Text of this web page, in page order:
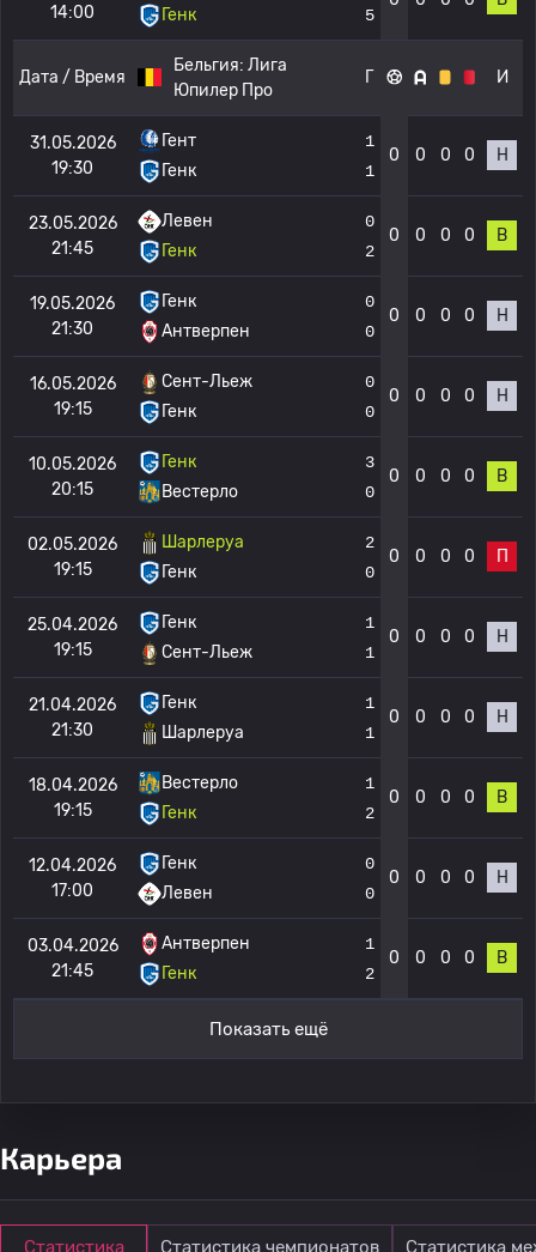
14:00
Генк
5
Дата / Время
Бельгия: Лига
Юпилер Про
Г И
31.05.2026
19:30
Гент
Генк
1
1
0 0 0 0 Н
23.05.2026
21:45
Левен
Генк
0
2
0 0 0 0 В
19.05.2026
21:30
Генк
Антверпен
0
0
0 0 0 0 Н
16.05.2026
19:15
Сент-Льеж
Генк
0
0
0 0 0 0 Н
10.05.2026
20:15
Генк
Вестерло
3
0
0 0 0 0 В
02.05.2026
19:15
Шарлеруа
Генк
2
0
0 0 0 0 П
25.04.2026
19:15
Генк
Сент-Льеж
1
1
0 0 0 0 Н
21.04.2026
21:30
Генк
Шарлеруа
1
1
0 0 0 0 Н
18.04.2026
19:15
Вестерло
Генк
1
2
0 0 0 0 В
12.04.2026
17:00
Генк
Левен
0
0
0 0 0 0 Н
03.04.2026
21:45
Антверпен
Генк
1
2
0 0 0 0 В
Показать ещё
Карьера
Статистика Статистика чемпионатов Статистика